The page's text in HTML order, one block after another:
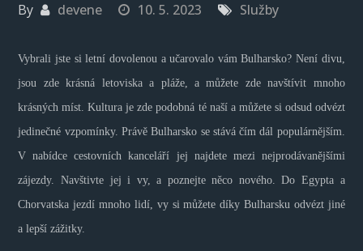
By devene 10. 5. 2023 Služby
Vybrali jste si letní dovolenou a učarovalo vám Bulharsko? Není divu,
jsou zde krásná letoviska a pláže, a můžete zde navštívit mnoho
krásných míst. Kultura je zde podobná té naší a můžete si odsud odvézt
jedinečné vzpomínky. Právě Bulharsko se stává čím dál populárnějším.
V nabídce cestovních kanceláří jej najdete mezi nejprodávanějšími
zájezdy. Navštivte jej i vy, a poznejte něco nového. Do Egypta a
Chorvatska jezdí mnoho lidí, vy si můžete díky Bulharsku odvézt jiné
a lepší zážitky.